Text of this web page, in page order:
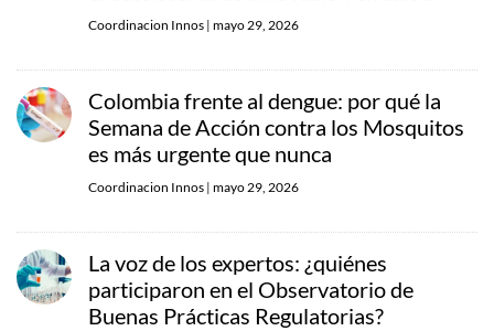
Coordinacion Innos | mayo 29, 2026
Colombia frente al dengue: por qué la
Semana de Acción contra los Mosquitos
es más urgente que nunca
Coordinacion Innos | mayo 29, 2026
La voz de los expertos: ¿quiénes
participaron en el Observatorio de
Buenas Prácticas Regulatorias?